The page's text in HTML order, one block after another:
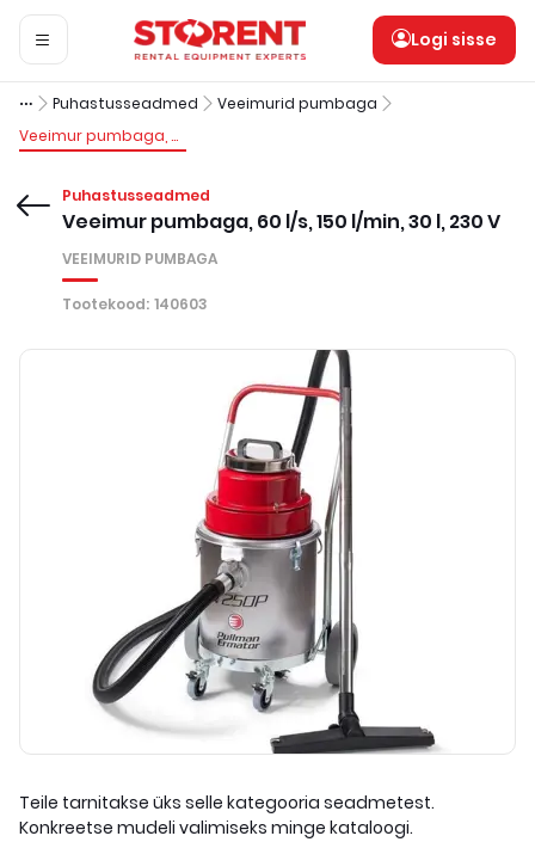
Logi sisse
Puhastusseadmed
Veeimurid pumbaga
Veeimur pumbaga, 60 l/s, 150 l/min, 30 l, 230 V
Puhastusseadmed
Veeimur pumbaga, 60 l/s, 150 l/min, 30 l, 230 V
VEEIMURID PUMBAGA
Tootekood: 140603
Teile tarnitakse üks selle kategooria seadmetest.
Konkreetse mudeli valimiseks minge kataloogi.